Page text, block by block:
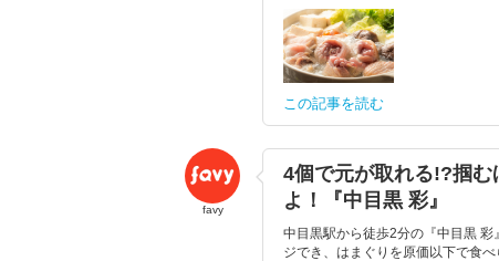
この記事を読む
favy
4個で元が取れる!?掴
よ！『中目黒 彩』
中目黒駅から徒歩2分の『中目黒
ジでき、はまぐりを原価以下で食